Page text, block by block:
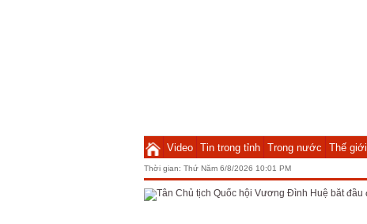
Video Tin trong tỉnh Trong nước Thế giới
Thời gian: Thứ Năm 6/8/2026 10:01 PM